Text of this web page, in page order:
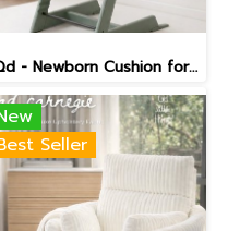
Qd - Newborn Cushion for Tripp Trapp
Seller